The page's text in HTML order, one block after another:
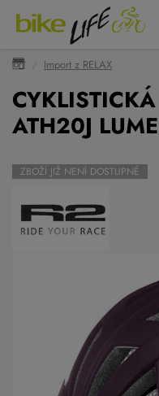
Import z RELAX
ATH20J
ZBOŽÍ JIŽ NENÍ DOSTUPNÉ